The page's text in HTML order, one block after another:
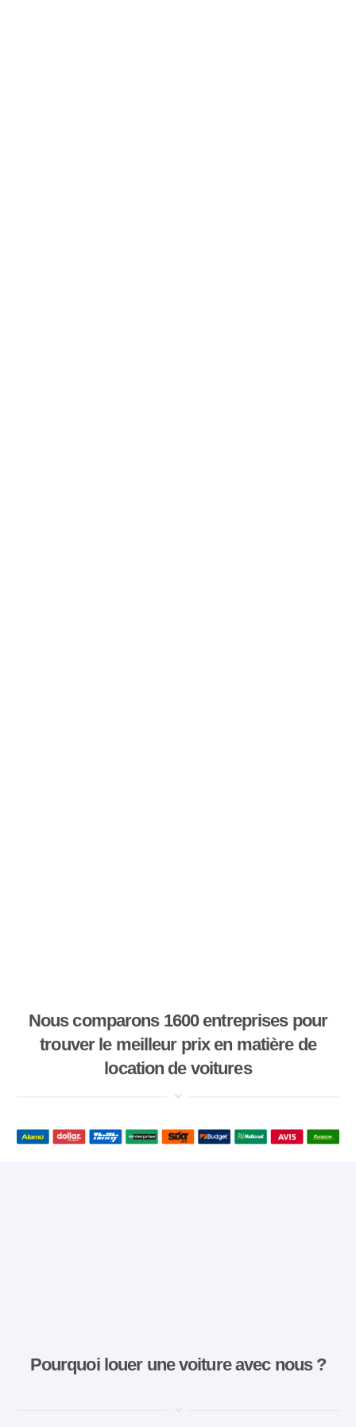
Nous comparons 1600 entreprises pour
trouver le meilleur prix en matière de
location de voitures
Pourquoi louer une voiture avec nous ?